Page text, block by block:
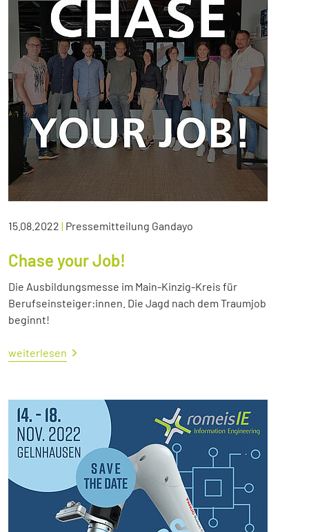
15.08.2022 | Pressemitteilung Gandayo
Chase your Job!
Die Ausbildungsmesse im Main-Kinzig-Kreis für
Berufseinsteiger:innen. Die Jagd nach dem Traumjob
beginnt!
weiterlesen